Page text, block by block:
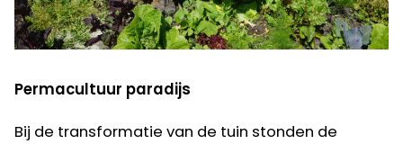
Permacultuur paradijs
Bij de transformatie van de tuin stonden de